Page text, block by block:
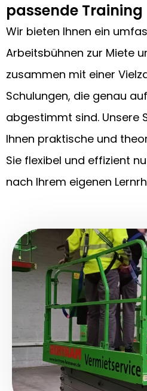
passende Training
Wir bieten Ihnen ein
Arbeitsbühnen zur Miete
zusammen mit einer
Schulungen, die genau
abgestimmt sind. Unsere
Ihnen praktische und
Sie flexibel und effizient
nach Ihrem eigenen